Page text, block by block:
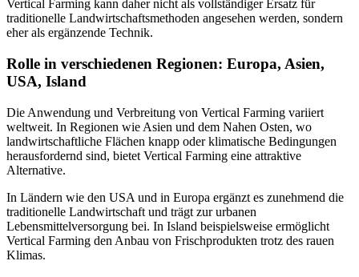
Vertical Farming kann daher nicht als vollständiger Ersatz für
traditionelle Landwirtschaftsmethoden angesehen werden, sondern
eher als ergänzende Technik.
Rolle in verschiedenen Regionen: Europa, Asien,
USA, Island
Die Anwendung und Verbreitung von Vertical Farming variiert
weltweit. In Regionen wie Asien und dem Nahen Osten, wo
landwirtschaftliche Flächen knapp oder klimatische Bedingungen
herausfordernd sind, bietet Vertical Farming eine attraktive
Alternative.
In Ländern wie den USA und in Europa ergänzt es zunehmend die
traditionelle Landwirtschaft und trägt zur urbanen
Lebensmittelversorgung bei. In Island beispielsweise ermöglicht
Vertical Farming den Anbau von Frischprodukten trotz des rauen
Klimas.